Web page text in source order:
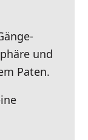
und
Paten.